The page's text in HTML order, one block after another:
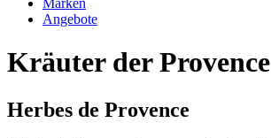
Marken
Angebote
Kräuter der Provence
Herbes de Provence